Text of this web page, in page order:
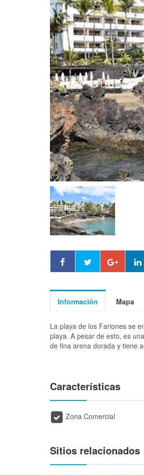
Información Mapa
La playa de los Fariones se
playa. A pesar de esto, es
de fina arena dorada y tiene
Características
Zona Comercial
Sitios relacionados